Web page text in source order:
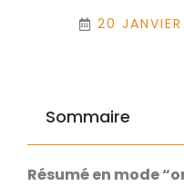
20
Sommaire
Résumé en mode